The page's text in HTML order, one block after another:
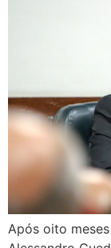
Após oito